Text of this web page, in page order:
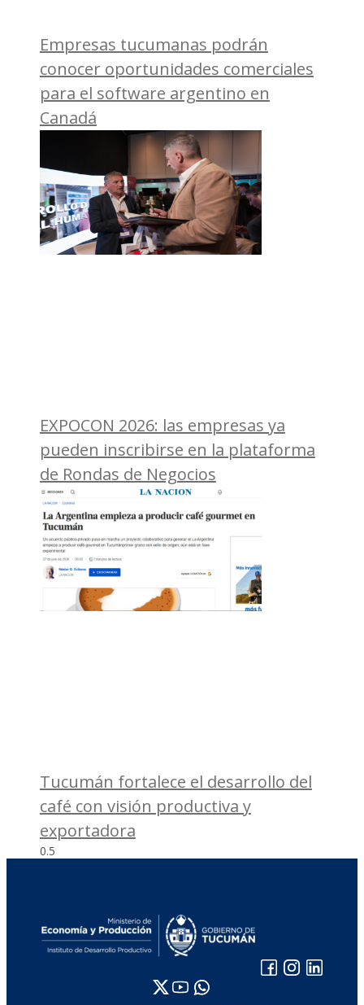
Empresas tucumanas podrán
conocer oportunidades comerciales
para el software argentino en
Canadá
EXPOCON 2026: las empresas ya
pueden inscribirse en la plataforma
de Rondas de Negocios
Tucumán fortalece el desarrollo del
café con visión productiva y
exportadora